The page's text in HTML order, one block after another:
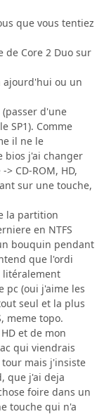
que vous tentiez
de Core 2 Duo sur
ajourd'hui ou un
d'une
SP1). Comme
il ne le
bios j'ai changer
CD-ROM, HD,
sur une touche,
la partition
en NTFS
bouquin pendant
que l'ordi
litéralement
pc (oui j'aime les
seul et la plus
meme topo.
et de mon
qui viendrais
mais j'insiste
que j'ai deja
foire dans un
touche qui n'a